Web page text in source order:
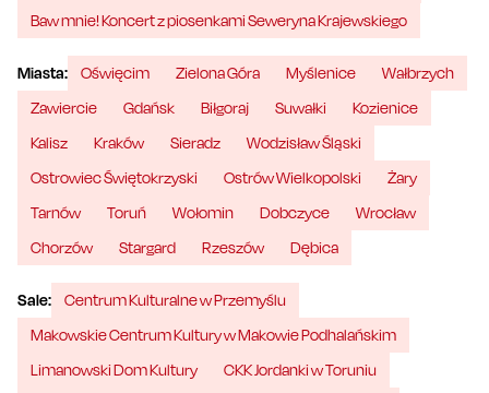
Baw mnie! Koncert z piosenkami Seweryna Krajewskiego
Miasta: Oświęcim Zielona Góra Myślenice
Wałbrzych
Zawiercie
Gdańsk Biłgoraj Suwałki
Kozienice
Kalisz
Kraków Sieradz
Wodzisław Śląski
Ostrowiec Świętokrzyski
Ostrów Wielkopolski
Żary
Tarnów
Toruń Wołomin Dobczyce
Wrocław
Chorzów
Stargard Rzeszów Dębica
Sale:
Centrum Kulturalne w Przemyślu
Makowskie Centrum Kultury w Makowie Podhalańskim
Limanowski Dom Kultury
CKK Jordanki w Toruniu